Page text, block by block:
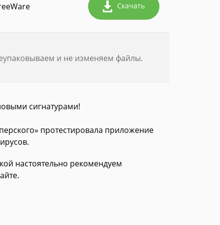
Скачать
и не изменяем файлы.
сигнатурами!
протестировала приложение
настоятельно рекомендуем